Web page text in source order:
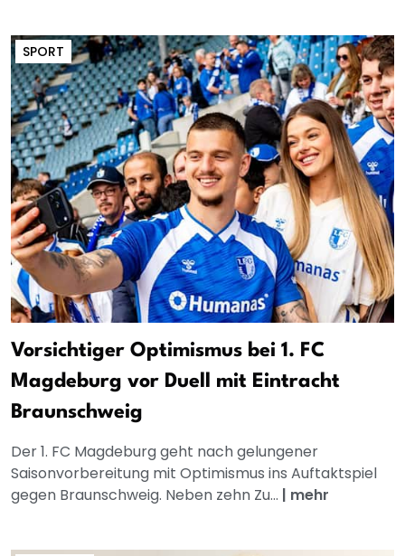
SPORT
Vorsichtiger Optimismus bei 1. FC
Magdeburg vor Duell mit Eintracht
Braunschweig
Der 1. FC Magdeburg geht nach gelungener
Saisonvorbereitung mit Optimismus ins Auftaktspiel
gegen Braunschweig. Neben zehn Zu... | mehr